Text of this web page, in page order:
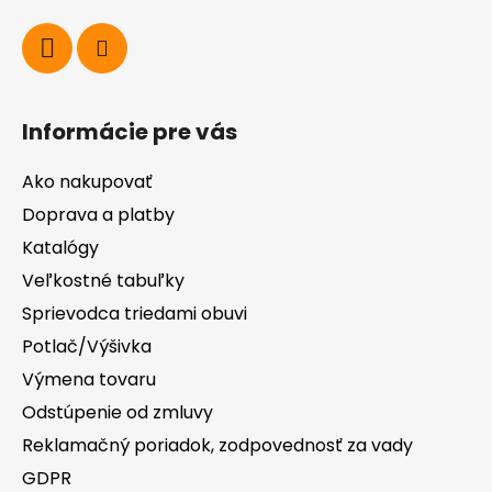
Informácie pre vás
Ako nakupovať
Doprava a platby
Katalógy
Veľkostné tabuľky
Sprievodca triedami obuvi
Potlač/Výšivka
Výmena tovaru
Odstúpenie od zmluvy
Reklamačný poriadok, zodpovednosť za vady
GDPR